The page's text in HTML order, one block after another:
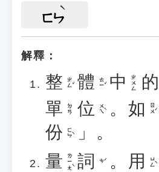
ㄈㄣ
解釋：
整 ㄓㄥˇ 體 ㄊㄧˇ 中 ㄓㄨㄥ 的
單 ㄉㄢ 位 ㄨㄟˋ 。 如 ㄖㄨˊ
份 ㄈㄣˋ
」。
量 ㄌㄧㄤˋ 詞 ㄘˊ 。 用 ㄩㄥˋ